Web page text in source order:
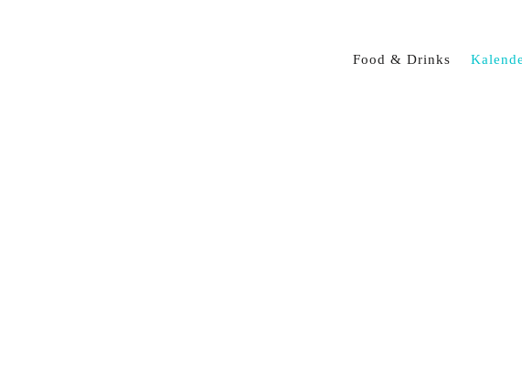
Food & Drinks